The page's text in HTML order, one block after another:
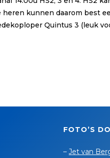
kunnen daarom best
Quintus 3 (leuk
FOTO’S
–Jet van